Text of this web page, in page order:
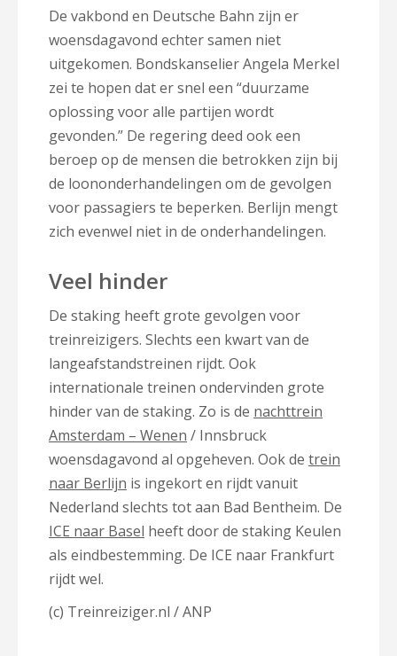
De vakbond en Deutsche Bahn zijn er
woensdagavond echter samen niet
uitgekomen. Bondskanselier Angela Merkel
zei te hopen dat er snel een “duurzame
oplossing voor alle partijen wordt
gevonden.” De regering deed ook een
beroep op de mensen die betrokken zijn bij
de loononderhandelingen om de gevolgen
voor passagiers te beperken. Berlijn mengt
zich evenwel niet in de onderhandelingen.
Veel hinder
De staking heeft grote gevolgen voor
treinreizigers. Slechts een kwart van de
langeafstandstreinen rijdt. Ook
internationale treinen ondervinden grote
hinder van de staking. Zo is de nachttrein
Amsterdam – Wenen / Innsbruck
woensdagavond al opgeheven. Ook de trein
naar Berlijn is ingekort en rijdt vanuit
Nederland slechts tot aan Bad Bentheim. De
ICE naar Basel heeft door de staking Keulen
als eindbestemming. De ICE naar Frankfurt
rijdt wel.
(c) Treinreiziger.nl / ANP